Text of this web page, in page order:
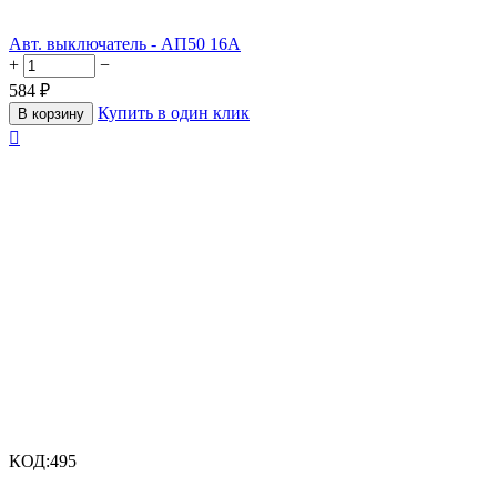
Авт. выключатель - АП50 16А
+
−
584 ₽
В корзину
Купить в один клик

КОД:495